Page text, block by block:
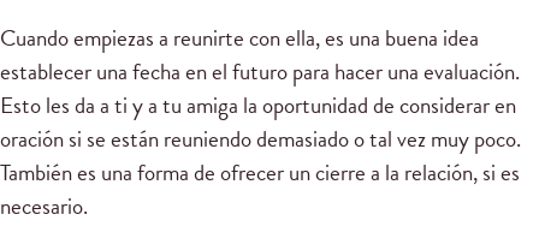
Cuando empiezas a reunirte con ella, es una buena idea
establecer una fecha en el futuro para hacer una evaluación.
Esto les da a ti y a tu amiga la oportunidad de considerar en
oración si se están reuniendo demasiado o tal vez muy poco.
También es una forma de ofrecer un cierre a la relación, si es
necesario.